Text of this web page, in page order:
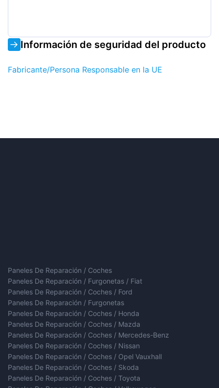
Información de seguridad del producto
Fabricante/Persona Responsable en la UE
Paneles De Reparación / Coches
Paneles De Reparación / Furgonetas / Fiat
Paneles De Reparación / Coches / Ford
Paneles De Reparación / Furgonetas
Paneles De Reparación / Coches / Honda
Paneles De Reparación / Coches / Mazda
Paneles De Reparación / Coches / Mercedes-Benz
Paneles De Reparación / Coches / Nissan
Paneles De Reparación / Coches / Opel Vauxhall
Paneles De Reparación / Coches / Skoda
Paneles De Reparación / Coches / Toyota